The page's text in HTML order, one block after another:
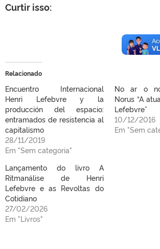
Curtir isso:
Relacionado
Encuentro Internacional
Henri Lefebvre y la
producción del espacio:
entramados de resistencia al
capitalismo
28/11/2019
Em "Sem categoria"
No ar o
Norus “A
Lefebvre”
10/12/2016
Em "Sem
Lançamento do livro A
Ritmanálise de Henri
Lefebvre e as Revoltas do
Cotidiano
27/02/2026
Em "Livros"